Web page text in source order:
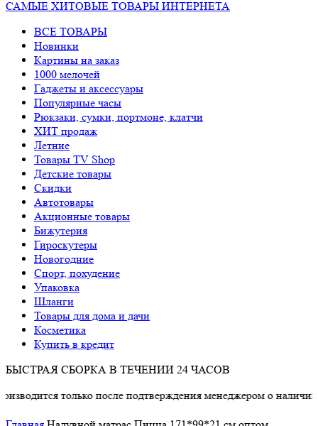
САМЫЕ ХИТОВЫЕ ТОВАРЫ ИНТЕРНЕТА
ВСЕ ТОВАРЫ
Новинки
Картины на заказ
1000 мелочей
Гаджеты и аксессуары
Популярные часы
Рюкзаки, сумки, портмоне, клатчи
ХИТ продаж
Летние
Товары TV Shop
Детские товары
Cкидки
Автотовары
Акционные товары
Бижутерия
Гироскутеры
Новогодние
Спорт, похудение
Упаковка
Шланги
Товары для дома и дачи
Косметика
Купить в кредит
БЫСТРАЯ СБОРКА В ТЕЧЕНИИ 24 ЧАСОВ
только после подтверждения менеджером о наличии товара.